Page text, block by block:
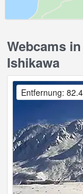
Webcams
Ishikawa
Entfernung: